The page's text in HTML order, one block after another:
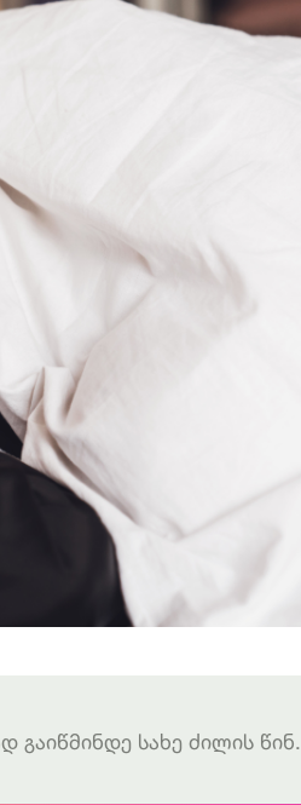
სახე ძილის წინ.